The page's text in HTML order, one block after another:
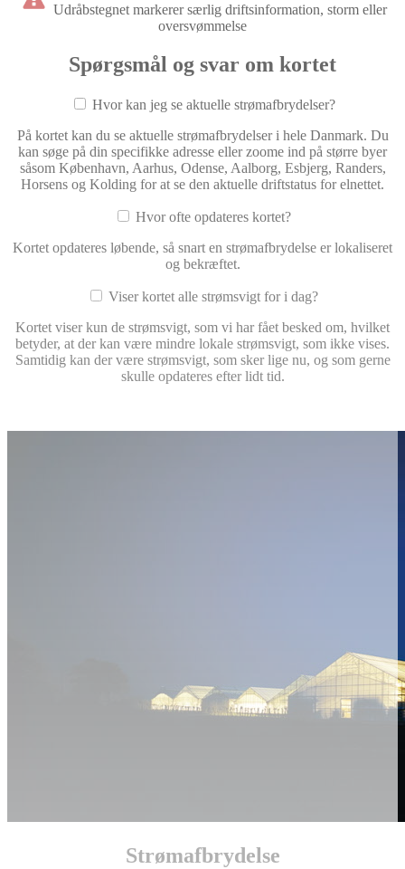
Udråbstegnet markerer særlig driftsinformation, storm eller
oversvømmelse
Spørgsmål og svar om kortet
Hvor kan jeg se aktuelle strømafbrydelser?
På kortet kan du se aktuelle strømafbrydelser i hele Danmark. Du
kan søge på din specifikke adresse eller zoome ind på større byer
såsom København, Aarhus, Odense, Aalborg, Esbjerg, Randers,
Horsens og Kolding for at se den aktuelle driftstatus for elnettet.
Hvor ofte opdateres kortet?
Kortet opdateres løbende, så snart en strømafbrydelse er lokaliseret
og bekræftet.
Viser kortet alle strømsvigt for i dag?
Kortet viser kun de strømsvigt, som vi har fået besked om, hvilket
betyder, at der kan være mindre lokale strømsvigt, som ikke vises.
Samtidig kan der være strømsvigt, som sker lige nu, og som gerne
skulle opdateres efter lidt tid.
Strømafbrydelse